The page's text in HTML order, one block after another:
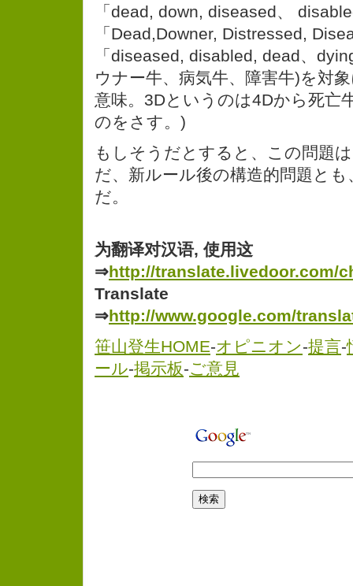
「dead, down, diseased、
「Dead,Downer, Distressed,
「diseased, disabled, dead、
ウナー牛、病気牛、障害牛)を対
意味。3Dというのは4Dから死亡
のをさす。)
もしそうだとすると、この問題
だ、新ルール後の構造的問題と
だ。
为翻译对汉语, 使用这
⇒http://translate.livedoor.com/
Translate
⇒http://www.google.com/
笹山登生HOME-オピニオン-提言-
ール-掲示板-ご意見